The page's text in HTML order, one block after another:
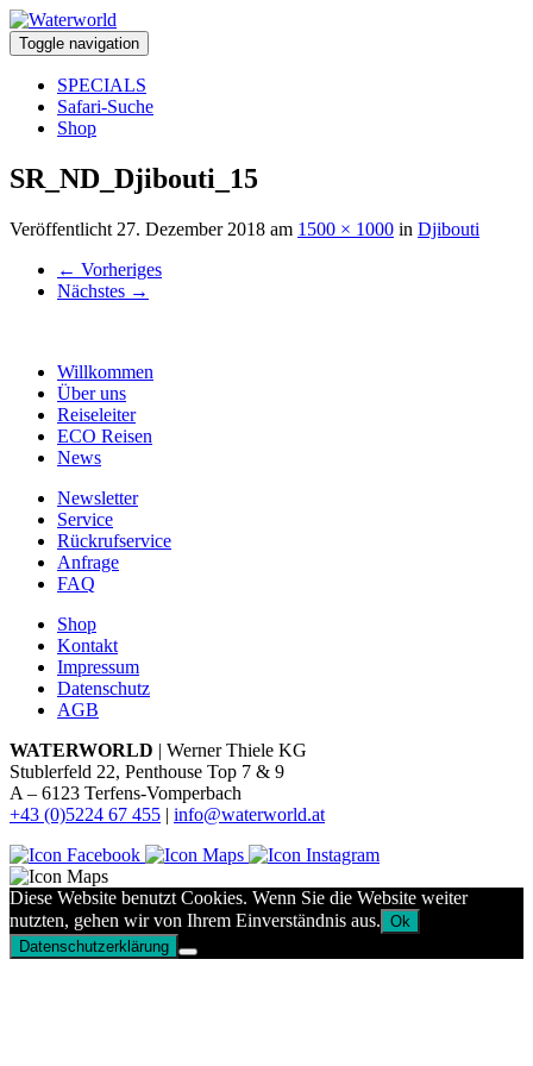
Toggle navigation
SPECIALS
Safari-Suche
Shop
SR_ND_Djibouti_15
Veröffentlicht 27. Dezember 2018 am 1500 × 1000 in Djibouti
← Vorheriges
Nächstes →
Willkommen
Über uns
Reiseleiter
ECO Reisen
News
Newsletter
Service
Rückrufservice
Anfrage
FAQ
Shop
Kontakt
Impressum
Datenschutz
AGB
WATERWORLD | Werner Thiele KG
Stublerfeld 22, Penthouse Top 7 & 9
A – 6123 Terfens-Vomperbach
+43 (0)5224 67 455 | info@waterworld.at
Diese Website benutzt Cookies. Wenn Sie die Website weiter
nutzten, gehen wir von Ihrem Einverständnis aus. Ok
Datenschutzerklärung